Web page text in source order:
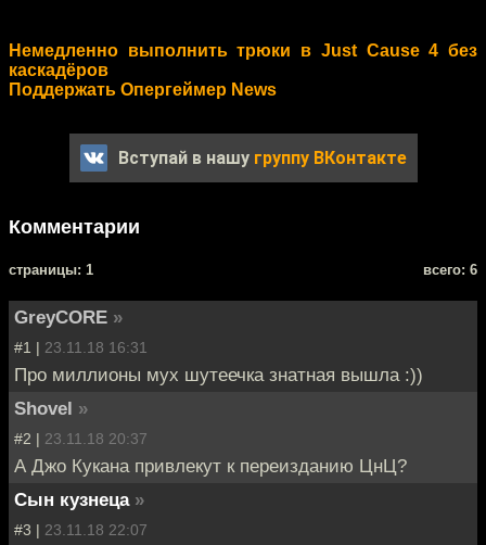
Немедленно выполнить трюки в Just Cause 4 без
каскадёров
Поддержать Опергеймер News
Вступай в нашу группу ВКонтакте
Комментарии
cтраницы: 1 всего: 6
GreyCORE »
#1 | 23.11.18 16:31
Про миллионы мух шутеечка знатная вышла :))
Shovel »
#2 | 23.11.18 20:37
А Джо Кукана привлекут к переизданию ЦнЦ?
Сын кузнеца »
#3 | 23.11.18 22:07